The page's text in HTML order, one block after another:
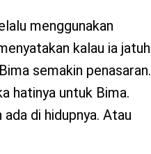
menggunakan
kalau ia jatuh
semakin penasaran.
hatinya untuk Bima.
di hidupnya. Atau